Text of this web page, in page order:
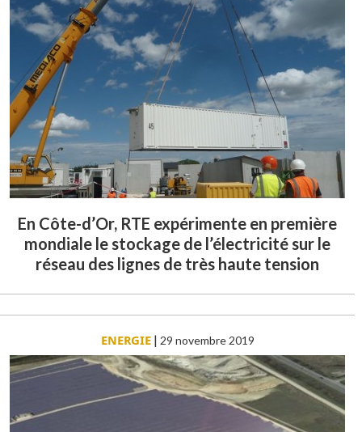
En Côte-d’Or, RTE expérimente en première
mondiale le stockage de l’électricité sur le
réseau des lignes de très haute tension
ENERGIE| 29 novembre 2019